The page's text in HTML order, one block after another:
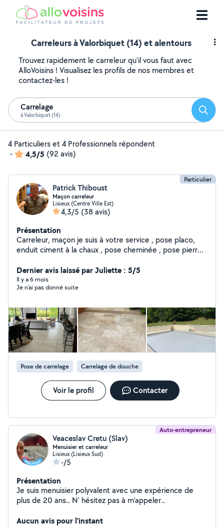
Carreleurs à Valorbiquet (14) et alentours
Trouvez rapidement le carreleur qu'il vous faut avec
AlloVoisins ! Visualisez les profils de nos membres et
contactez-les !
Carrelage
à Valorbiquet (14)
4 Particuliers et 4 Professionnels répondent
-
4,5/5 (92 avis)
Particulier
Patrick Thiboust
Maçon carreleur
Lisieux (Centre Ville Est)
4,3/5 (38 avis)
Présentation
Carreleur, maçon je suis à votre service , pose placo,
enduit ciment à la chaux , pose cheminée , pose pierre
Dernier avis laissé par Juliette : 5/5
Il y a 6 mois
Je n’ai pas donné suite
Pose de carrelage Carrelage de douche
Voir le profil Contacter
Auto-entrepreneur
Veaceslav Cretu (Slav)
Menuisier et carreleur
Lisieux (Lisieux Sud)
-/5
Présentation
Je suis menuisier polyvalent avec une expérience de
plus de 20 ans.. N' hésitez pas à m'appeler..
Aucun avis pour l'instant